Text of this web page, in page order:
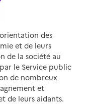
des
et de leurs
de la société au
le Service public
de nombreux
et
de leurs aidants.